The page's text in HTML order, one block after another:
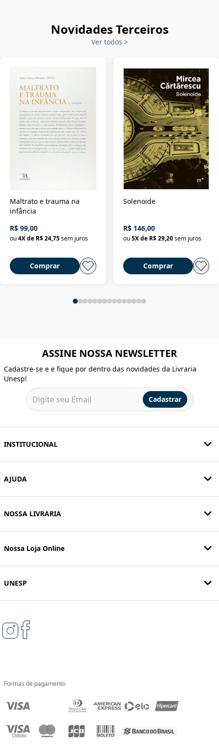
Novidades Terceiros
Ver todos >
Maltrato e trauma na
infância
R$ 99,00
ou4X de R$ 24,75sem juros
Comprar
Solenoide
R$ 146,00
ou 5X de R$ 29,20 sem juros
Comprar
ASSINE NOSSA NEWSLETTER
Cadastre-se e e fique por dentro das novidades da Livraria
Unesp!
Cadastrar
INSTITUCIONAL
AJUDA
NOSSA LIVRARIA
Nossa Loja Online
UNESP
Formas de pagamento